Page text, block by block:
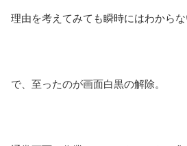
理由を考えてみても瞬時にはわからな
で、至ったのが画面白黒の解除。